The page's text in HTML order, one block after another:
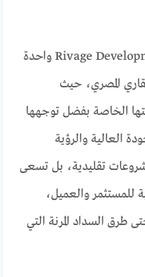
تعد شركة ريفاج للتطوير العقاري Rivage Developments واحدة
المصري، حيث
الخاصة بفضل توجهها
العالية والرؤية
مشروعات تقليدية، بل تسعى
للمستثمر والعميل،
السداد المرنة التي